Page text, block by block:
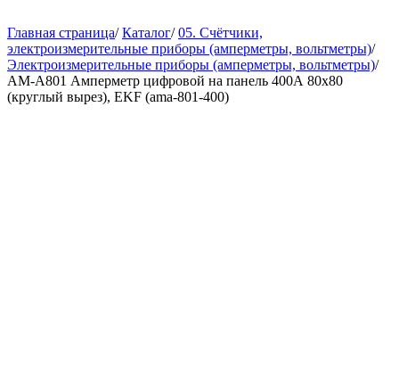
Главная страница/ Каталог/ 05. Счётчики,
электроизмерительные приборы (амперметры, вольтметры)/
Электроизмерительные приборы (амперметры, вольтметры)/
AM-A801 Амперметр цифровой на панель 400А 80х80
(круглый вырез), EKF (ama-801-400)